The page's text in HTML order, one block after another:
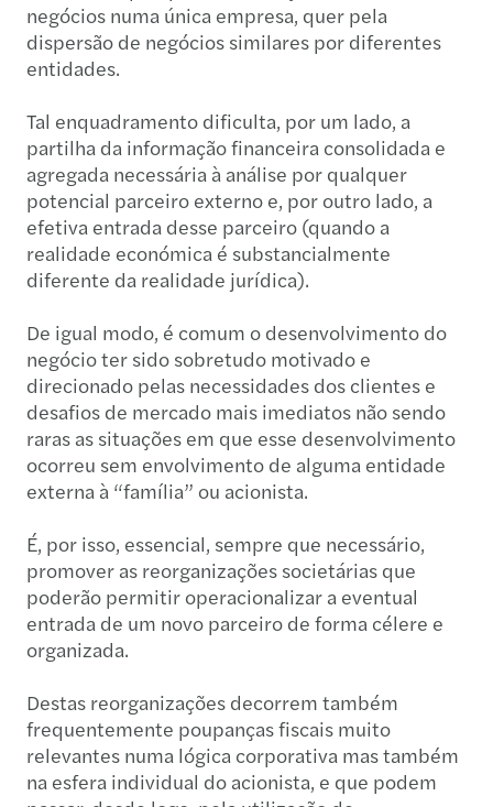
negócios numa única empresa, quer pela
dispersão de negócios similares por diferentes
entidades.
Tal enquadramento dificulta, por um lado, a
partilha da informação financeira consolidada e
agregada necessária à análise por qualquer
potencial parceiro externo e, por outro lado, a
efetiva entrada desse parceiro (quando a
realidade económica é substancialmente
diferente da realidade jurídica).
De igual modo, é comum o desenvolvimento do
negócio ter sido sobretudo motivado e
direcionado pelas necessidades dos clientes e
desafios de mercado mais imediatos não sendo
raras as situações em que esse desenvolvimento
ocorreu sem envolvimento de alguma entidade
externa à “família” ou acionista.
É, por isso, essencial, sempre que necessário,
promover as reorganizações societárias que
poderão permitir operacionalizar a eventual
entrada de um novo parceiro de forma célere e
organizada.
Destas reorganizações decorrem também
frequentemente poupanças fiscais muito
relevantes numa lógica corporativa mas também
na esfera individual do acionista, e que podem